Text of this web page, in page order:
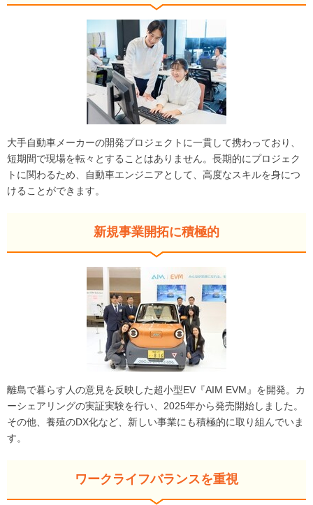
大手自動車メーカーの開発プロジェクトに一貫して携わっており、
短期間で現場を転々とすることはありません。長期的にプロジェク
トに関わるため、自動車エンジニアとして、高度なスキルを身につ
けることができます。
新規事業開拓に積極的
離島で暮らす人の意見を反映した超小型EV『AIM EVM』を開発。カ
ーシェアリングの実証実験を行い、2025年から発売開始しました。
その他、養殖のDX化など、新しい事業にも積極的に取り組んでいま
す。
ワークライフバランスを重視